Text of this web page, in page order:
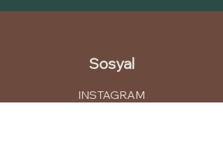
Sosyal
INSTAGRAM